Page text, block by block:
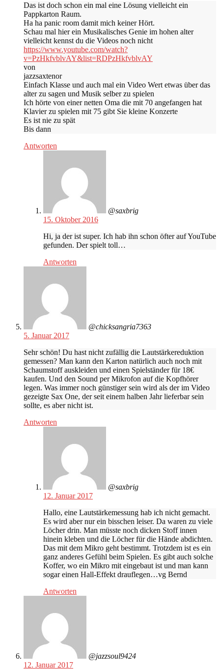
Das ist doch schon ein mal eine Lösung vielleicht ein
Pappkarton Raum.
Ha ha panic room damit mich keiner Hört.
Schau mal hier ein Musikalisches Genie im hohen alter
vielleicht kennst du die Videos noch nicht
https://www.youtube.com/watch?
v=PzHkfvblvAY&list=RDPzHkfvblvAY
von
jazzsaxtenor
Einfach Klasse und auch mal ein Video Wert etwas über das
alter zu sagen und Musik selber zu spielen
Ich hörte von einer netten Oma die mit 70 angefangen hat
Klavier zu spielen mit 75 gibt Sie kleine Konzerte
Es ist nie zu spät
Bis dann
Antworten
@saxbrig
15. Oktober 2016
Hi, ja der ist super. Ich hab ihn schon öfter auf YouTube
gefunden. Der spielt toll…
Antworten
@chicksangria7363
5. Januar 2017
Sehr schön! Du hast nicht zufällig die Lautstärkereduktion
gemessen? Man kann den Karton natürlich auch noch mit
Schaumstoff auskleiden und einen Spielständer für 18€
kaufen. Und den Sound per Mikrofon auf die Kopfhörer
legen. Was immer noch günstiger sein wird als der im Video
gezeigte Sax One, der seit einem halben Jahr lieferbar sein
sollte, es aber nicht ist.
Antworten
@saxbrig
12. Januar 2017
Hallo, eine Lautstärkemessung hab ich nicht gemacht.
Es wird aber nur ein bisschen leiser. Da waren zu viele
Löcher drin. Man müsste noch dicken Stoff innen
hinein kleben und die Löcher für die Hände abdichten.
Das mit dem Mikro geht bestimmt. Trotzdem ist es ein
ganz anderes Gefühl beim Spielen. Es gibt auch solche
Koffer, wo ein Mikro mit eingebaut ist und man kann
sogar einen Hall-Effekt drauflegen…vg Bernd
Antworten
@jazzsoul9424
12. Januar 2017